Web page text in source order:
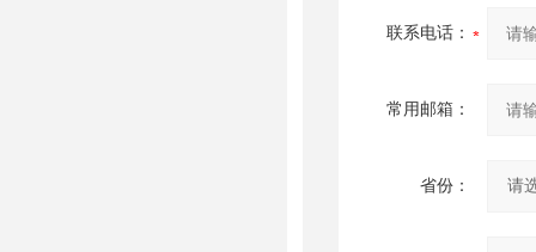
联系电话：
常用邮箱：
省份：